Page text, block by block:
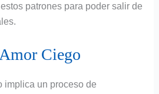
patrones para poder salir de
Ciego
implica un proceso de